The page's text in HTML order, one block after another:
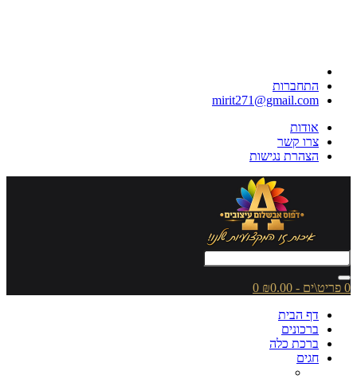
התחברות
mirit271@gmail.com
אודות
צרו קשר
הצהרת נגישות
0 פריט\ים - ₪0.00
0
דף הבית
ברכונים
ברכת כלה
חגים